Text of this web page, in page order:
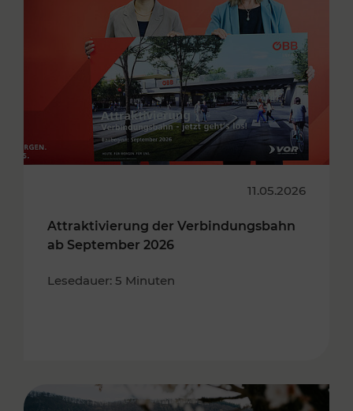
11.05.2026
Attraktivierung der Verbindungsbahn
ab September 2026
Lesedauer: 5 Minuten